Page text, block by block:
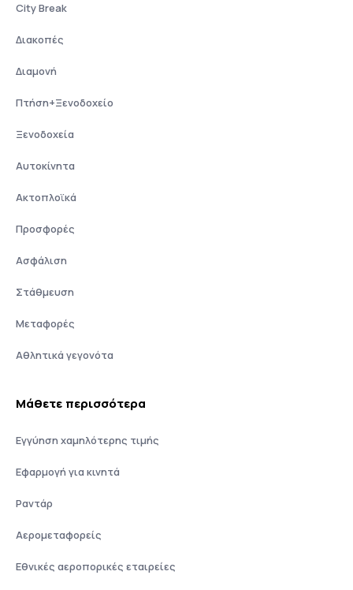
City Break
Διακοπές
Διαμονή
Πτήση+Ξενοδοχείο
Ξενοδοχεία
Αυτοκίνητα
Ακτοπλοϊκά
Προσφορές
Ασφάλιση
Στάθμευση
Μεταφορές
Αθλητικά γεγονότα
Μάθετε περισσότερα
Εγγύηση χαμηλότερης τιμής
Εφαρμογή για κινητά
Ραντάρ
Αερομεταφορείς
Εθνικές αεροπορικές εταιρείες